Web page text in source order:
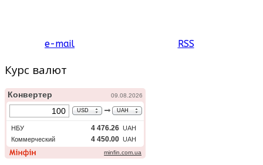
испанским Институтом
e-mail RSS
Курс валют